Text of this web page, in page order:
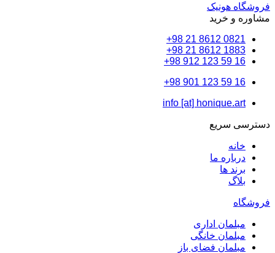
هونیک
خرید
info [at]
سریع
ما
اداری
خانگی
فضای باز